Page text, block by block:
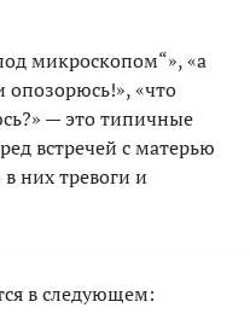
микроскопом“», «а
опозорюсь!», «что
— это типичные
встречей с матерью
в них тревоги и
в следующем: